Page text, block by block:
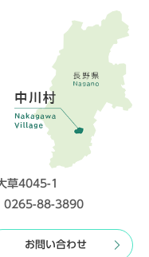
草4045-1
0265-88-3890
お問い合わせ